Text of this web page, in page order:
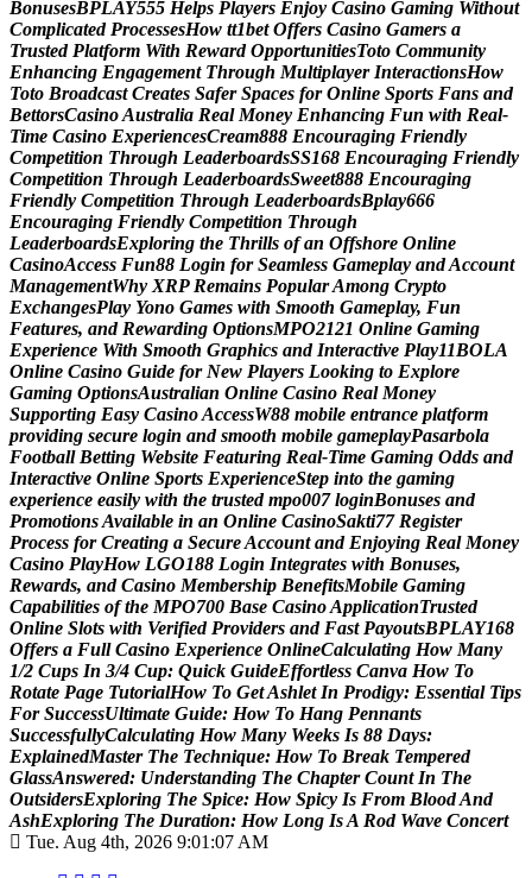
BonusesBPLAY555 Helps Players Enjoy Casino Gaming Without
Complicated ProcessesHow tt1bet Offers Casino Gamers a
Trusted Platform With Reward OpportunitiesToto Community
Enhancing Engagement Through Multiplayer InteractionsHow
Toto Broadcast Creates Safer Spaces for Online Sports Fans and
BettorsCasinoAustralia Real Money Enhancing Fun with Real-
Time Casino ExperiencesCream888 Encouraging Friendly
Competition Through LeaderboardsSS168 Encouraging Friendly
Competition Through LeaderboardsSweet888 Encouraging
Friendly Competition Through LeaderboardsBplay666
Encouraging Friendly Competition Through
LeaderboardsExploring the Thrills of an Offshore Online
CasinoAccess Fun88 Login for Seamless Gameplay andAccount
ManagementWhy XRP Remains PopularAmong Crypto
ExchangesPlay Yono Games with Smooth Gameplay, Fun
Features, and Rewarding OptionsMPO2121 Online Gaming
Experience With Smooth Graphics and Interactive Play11BOLA
Online Casino Guide for New Players Looking to Explore
Gaming OptionsAustralian Online Casino Real Money
Supporting Easy CasinoAccessW88 mobile entrance platform
providing secure login and smooth mobile gameplayPasarbola
Football Betting Website Featuring Real-Time Gaming Odds and
Interactive Online Sports ExperienceStep into the gaming
experience easily with the trusted mpo007 loginBonuses and
PromotionsAvailable in an Online CasinoSakti77 Register
Process for Creating a SecureAccount and Enjoying Real Money
Casino PlayHow LGO188 Login Integrates with Bonuses,
Rewards, and Casino Membership BenefitsMobile Gaming
Capabilities of the MPO700 Base CasinoApplicationTrusted
Online Slots with Verified Providers and Fast PayoutsBPLAY168
Offers a Full Casino Experience OnlineCalculating How Many
1/2 Cups In 3/4 Cup: Quick GuideEffortless Canva How To
Rotate Page TutorialHow To GetAshlet In Prodigy: Essential Tips
For SuccessUltimate Guide: How To Hang Pennants
SuccessfullyCalculating How Many Weeks Is 88 Days:
ExplainedMaster The Technique: How To Break Tempered
GlassAnswered: Understanding The Chapter Count In The
OutsidersExploring The Spice: How Spicy Is From BloodAnd
AshExploring The Duration: How Long IsA Rod Wave Concert
Tue. Aug 4th, 2026 9:01:08 AM